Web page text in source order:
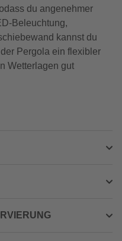
du angenehmer
Beleuchtung,
kannst du
Pergola ein flexibler
Wetterlagen gut